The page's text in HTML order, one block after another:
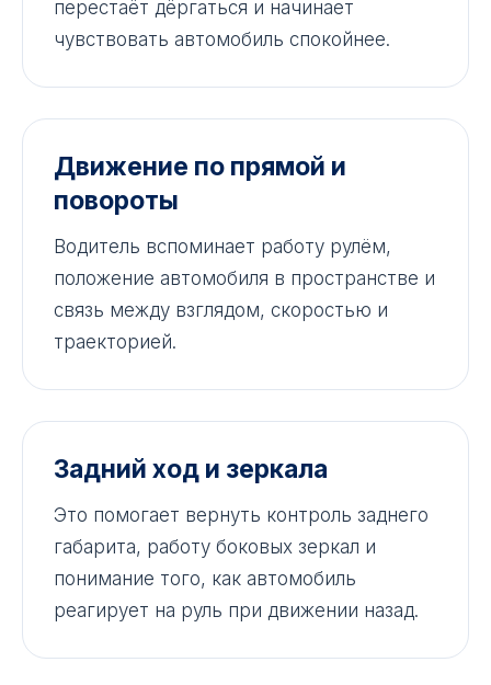
перестаёт дёргаться и начинает
чувствовать автомобиль спокойнее.
Движение по прямой и
повороты
Водитель вспоминает работу рулём,
положение автомобиля в пространстве и
связь между взглядом, скоростью и
траекторией.
Задний ход и зеркала
Это помогает вернуть контроль заднего
габарита, работу боковых зеркал и
понимание того, как автомобиль
реагирует на руль при движении назад.